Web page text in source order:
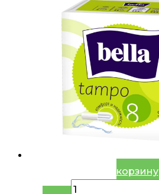
корзину